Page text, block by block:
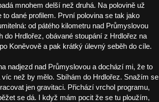
mnohem delší než druhá. Na polovině už
dané profilem. První polovina se tak jako
od pátého kilometru nad Průmyslovou
do Hrdlořez, obávané stoupání z Hrdlořez na
Koněvově a pak krátký úlevný seběh do cíle.
nadjezd nad Průmyslovou a dochází mi, že to
než by mělo. Sbíhám do Hrdlořez. Snažím se
jen gravitaci. Přichází vrchol programu,
se dá. I když mám pocit že se tu ploužím,